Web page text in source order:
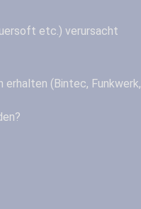
etc.) verursacht
erhalten (Bintec, Funkwerk,